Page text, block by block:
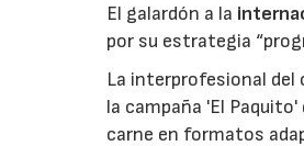
El galardón a la
por su estrategia
La interprofesional del
la campaña 'El
carne en formatos